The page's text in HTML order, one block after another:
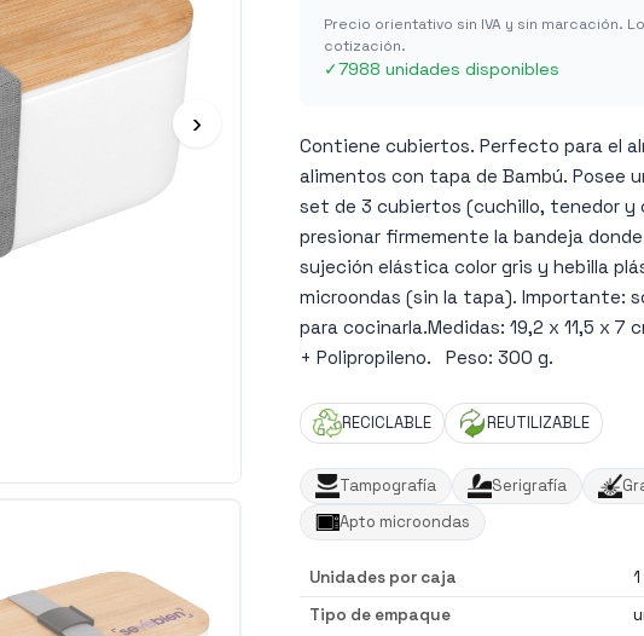
›
Precio orientativo sin IVA y sin marcación.
cotización.
✓7988 unidades disponibles
Contiene cubiertos. Perfecto para el
alimentos con tapa de Bambú. Posee
set de 3 cubiertos (cuchillo, tenedor y
presionar firmemente la bandeja
sujeción elástica color gris y hebilla
microondas (sin la tapa). Importante:
para cocinarla.Medidas: 19,2 x 11,5 x
+ Polipropileno. Peso: 300 g.
RECICLABLE REUTILIZABLE
Tampografía Serigrafía
Apto microondas
Unidades por caja
1
Tipo de empaque